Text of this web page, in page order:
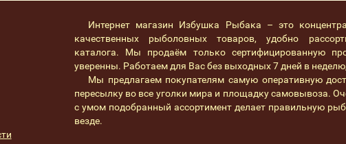
Интернет магазин Избушка Рыбака – это
качественных рыболовных товаров, удобно
каталога. Мы продаём только сертифицированную
уверенны. Работаем для Вас без выходных 7 дней в
Мы предлагаем покупателям самую оперативную
пересылку во все уголки мира и площадку самовывоза.
с умом подобранный ассортимент делает правильную
везде.